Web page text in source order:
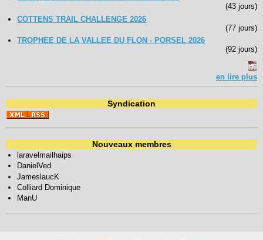
(43 jours)
COTTENS TRAIL CHALLENGE 2026
(77 jours)
TROPHEE DE LA VALLEE DU FLON - PORSEL 2026
(92 jours)
en lire plus
Syndication
Nouveaux membres
laravelmailhaips
DanielVed
JameslaucK
Colliard Dominique
ManU